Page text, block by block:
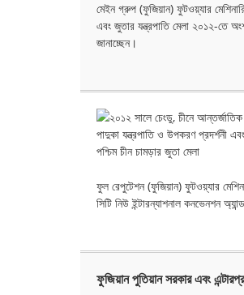
মেইন গ্রুপ (ফুজিয়ান) ফুটওয়্যার
এবং জুতার যন্ত্রপাতি মেলা ২০১২-তে
জানাচ্ছেন।
ফুল রেপুটেশন (ফুজিয়ান) ফুটওয়্যার
সিটি নিউ ইন্টারন্যাশনাল কনভেনশন
ফুজিয়ান পুতিয়ান সরকার এবং